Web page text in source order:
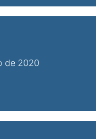
de 2020